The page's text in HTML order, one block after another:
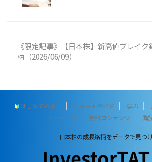
《限定記事》【日本株】新高値ブレイク
柄（2026/06/09）
はじめての方へ スタートガイド 学ぶ
ットデータ
無料コンテンツ 購
日本株の成長銘柄をデータで見つ